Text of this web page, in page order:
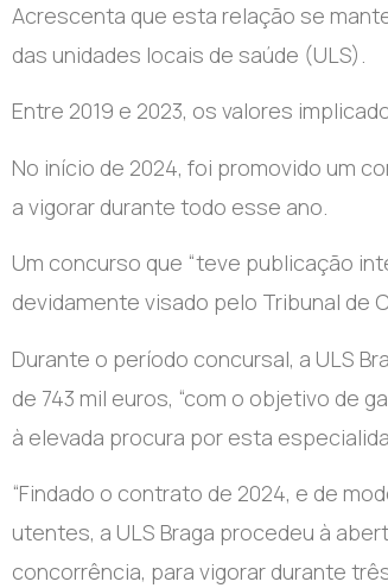
Acrescenta que esta relação se
das unidades locais de saúde (ULS).
Entre 2019 e 2023, os valores
No início de 2024, foi promovido um
a vigorar durante todo esse ano.
Um concurso que “teve publicação
devidamente visado pelo Tribunal de
Durante o período concursal, a ULS
de 743 mil euros, “com o objetivo de
à elevada procura por esta
“Findado o contrato de 2024, e de
utentes, a ULS Braga procedeu à
concorrência, para vigorar durante